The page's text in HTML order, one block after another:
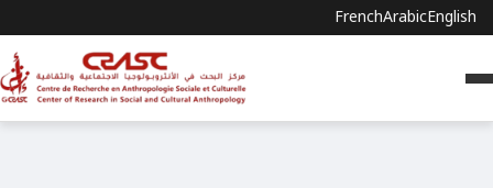
FrenchArabicEnglish